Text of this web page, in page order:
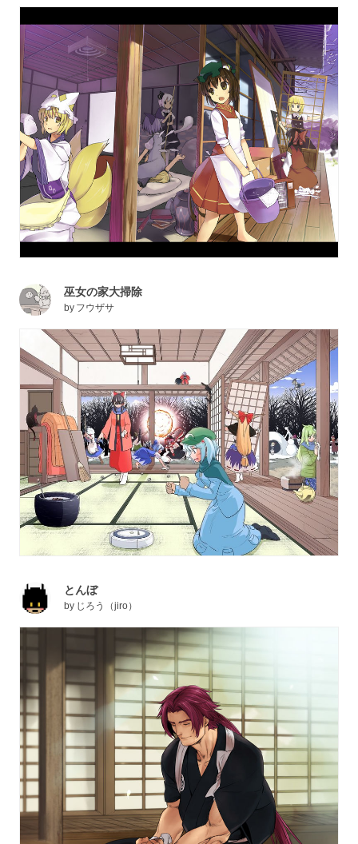
巫女の家大掃除
by フウザサ
とんぼ
by じろう（jiro）